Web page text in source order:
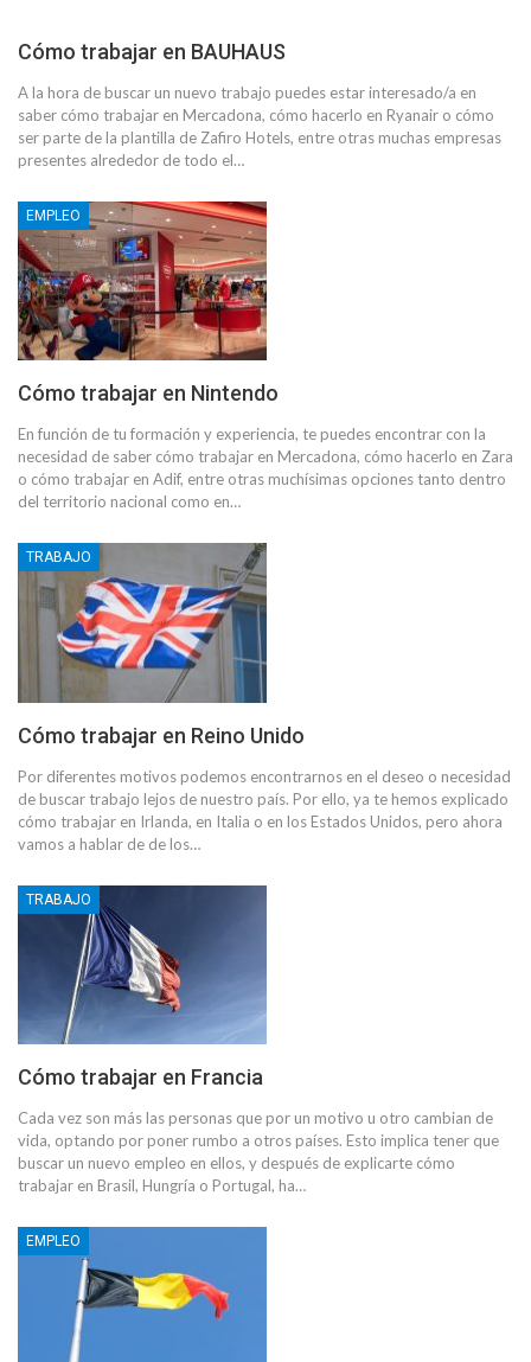
Cómo trabajar en BAUHAUS
A la hora de buscar un nuevo trabajo puedes estar interesado/a en
saber cómo trabajar en Mercadona, cómo hacerlo en Ryanair o cómo
ser parte de la plantilla de Zafiro Hotels, entre otras muchas empresas
presentes alrededor de todo el…
EMPLEO
Cómo trabajar en Nintendo
En función de tu formación y experiencia, te puedes encontrar con la
necesidad de saber cómo trabajar en Mercadona, cómo hacerlo en Zara
o cómo trabajar en Adif, entre otras muchísimas opciones tanto dentro
del territorio nacional como en…
TRABAJO
Cómo trabajar en Reino Unido
Por diferentes motivos podemos encontrarnos en el deseo o necesidad
de buscar trabajo lejos de nuestro país. Por ello, ya te hemos explicado
cómo trabajar en Irlanda, en Italia o en los Estados Unidos, pero ahora
vamos a hablar de de los…
TRABAJO
Cómo trabajar en Francia
Cada vez son más las personas que por un motivo u otro cambian de
vida, optando por poner rumbo a otros países. Esto implica tener que
buscar un nuevo empleo en ellos, y después de explicarte cómo
trabajar en Brasil, Hungría o Portugal, ha…
EMPLEO